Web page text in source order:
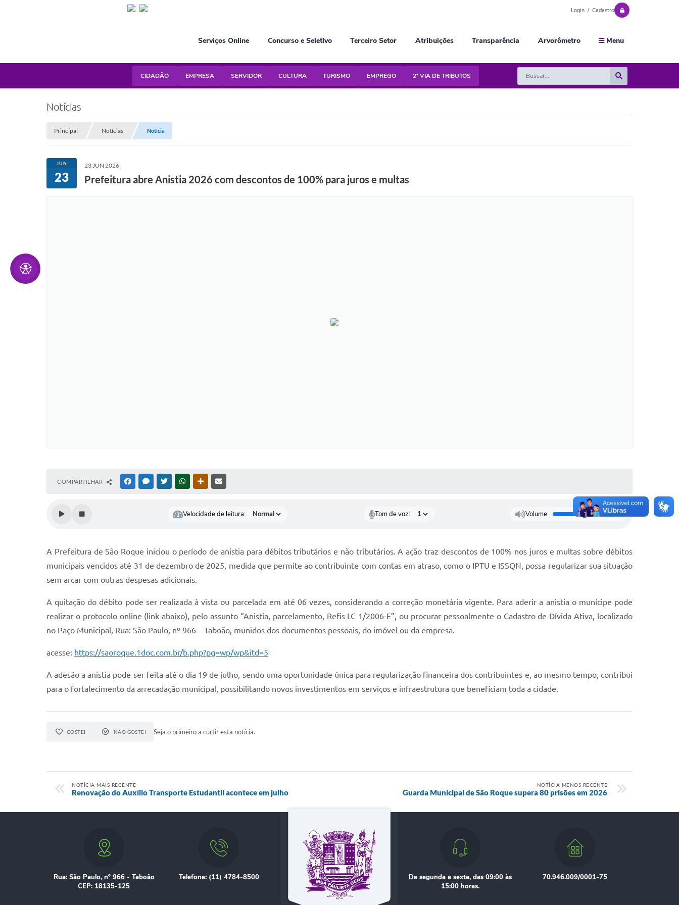
Login / Cadastro
Serviços Online Concurso e Seletivo Terceiro Setor Atribuições Transparência Arvorômetro Menu
CIDADÃO EMPRESA SERVIDOR CULTURA TURISMO EMPREGO 2ª VIA DE TRIBUTOS
Notícias
Principal Notícias Notícia
JUN
23
23 JUN 2026
Prefeitura abre Anistia 2026 com descontos de 100% para juros e multas
COMPARTILHAR FACEBOOKMESSENGER
TWITTERWHATSAPPOUTRAS MÍDIAS
Velocidade de leitura: Tom de voz: Volume
A Prefeitura de São Roque iniciou o período de anistia para débitos tributários e não tributários. A ação traz descontos de 100% nos juros e multas sobre débitos
municipais vencidos até 31 de dezembro de 2025, medida que permite ao contribuinte com contas em atraso, como o IPTU e ISSQN, possa regularizar sua situação
sem arcar com outras despesas adicionais.
A quitação do débito pode ser realizada à vista ou parcelada em até 06 vezes, considerando a correção monetária vigente. Para aderir a anistia o munícipe pode
realizar o protocolo online (link abaixo), pelo assunto “Anistia, parcelamento, Refis LC 1/2006-E”, ou procurar pessoalmente o Cadastro de Dívida Ativa, localizado
no Paço Municipal, Rua: São Paulo, nº 966 – Taboão, munidos dos documentos pessoais, do imóvel ou da empresa.
acesse: https://saoroque.1doc.com.br/b.php?pg=wp/wp&itd=5
A adesão a anistia pode ser feita até o dia 19 de julho, sendo uma oportunidade única para regularização financeira dos contribuintes e, ao mesmo tempo, contribui
para o fortalecimento da arrecadação municipal, possibilitando novos investimentos em serviços e infraestrutura que beneficiam toda a cidade.
GOSTEI NÃO GOSTEI Seja o primeiro a curtir esta notícia.
NOTÍCIA MAIS RECENTE
Renovação do Auxílio Transporte Estudantil acontece em julho
NOTÍCIA MENOS RECENTE
Guarda Municipal de São Roque supera 80 prisões em 2026
Rua: São Paulo, nº 966 - Taboão
CEP: 18135-125
Telefone: (11) 4784-8500
De segunda a sexta, das 09:00 às
15:00 horas.
70.946.009/0001-75